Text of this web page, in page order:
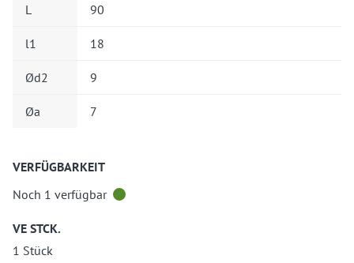
L 90
l1 18
Ød2 9
Øa 7
VERFÜGBARKEIT
Noch 1 verfügbar
VE STCK.
1 Stück